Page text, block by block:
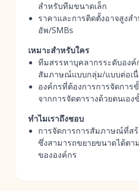
สำหรับทีมขนาดเล็ก
ราคาและการติดตั้งอาจสูงส
อัพ/SMBs
เหมาะสำหรับใคร
ทีมสรรหาบุคลากรระดับองค์
สัมภาษณ์แบบกลุ่ม/แบบต่อเ
องค์กรที่ต้องการการจัดการ
จากการจัดตารางด้วยตนเอ
ทำไมเราถึงชอบ
การจัดการการสัมภาษณ์ที่สร้
ซึ่งสามารถขยายขนาดได้ต
ขององค์กร